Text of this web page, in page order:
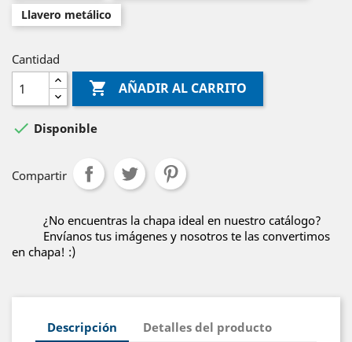
Llavero metálico
Cantidad
 AÑADIR AL CARRITO
 Disponible
Compartir
¿No encuentras la chapa ideal en nuestro catálogo?
Envíanos tus imágenes y nosotros te las convertimos
en chapa! :)
Descripción Detalles del producto